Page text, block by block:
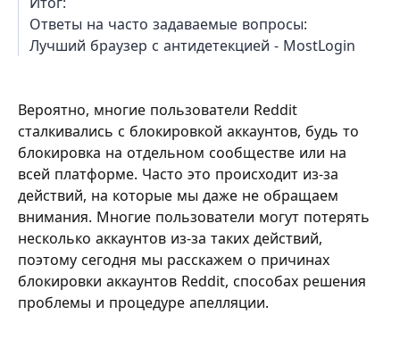
Ответы на часто задаваемые вопросы:
Лучший браузер с антидетекцией - MostLogin
Вероятно, многие пользователи Reddit
сталкивались с блокировкой аккаунтов, будь то
блокировка на отдельном сообществе или на
всей платформе. Часто это происходит из-за
действий, на которые мы даже не обращаем
внимания. Многие пользователи могут потерять
несколько аккаунтов из-за таких действий,
поэтому сегодня мы расскажем о причинах
блокировки аккаунтов Reddit, способах решения
проблемы и процедуре апелляции.